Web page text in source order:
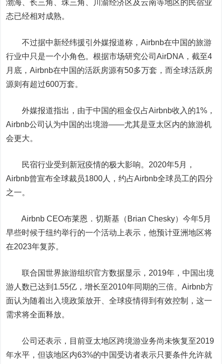
渤海、长三角、珠三角、川渝经济区及云南等地区的民宿业
态已经相对成熟。
不过据中新经纬援引外媒报道称，Airbnb在中国的旅游
行业中只是一个小角色。根据市场研究公司AirDNA，截至4
月底，Airbnb在中国的活跃房源有50多万套，而全球活跃房
源则有超过600万套。
外媒报道指出，由于中国的租金仅占Airbnb收入的1%，
Airbnb公司认为中国的出境游——尤其是亚太区内的旅游机
会更大。
民宿行业受到新冠疫情的极大影响。2020年5月，
Airbnb曾宣布全球裁员1800人，约占Airbnb全球员工的四分
之一。
Airbnb CEO布莱恩．切斯基（Brian Chesky）今年5月
早些时候于纽约举行的一个活动上表示，他预计亚洲地区将
在2023年复苏。
联合国世界旅游组织官方数据显示，2019年，中国出境
游人数已达到1.55亿，增长至2010年同期的三倍。Airbnb方
面认为随着出入境政策放开、全球疫情得到有效控制，这一
需求将全面释放。
公司还表示，目前亚太地区跨境游业务尚未恢复至2019
年水平，但该地区内63%的中国受访者表示只要条件允许就